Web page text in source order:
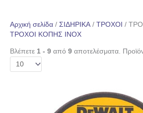
Αρχική σελίδα / ΣΙΔΗΡΙΚΑ/ ΤΡΟΧΟΙ /
ΤΡΟΧΟΙ ΚΟΠΗΣ ΙΝΟΧ
Βλέπετε 1 - 9 από 9 αποτελέσματα.